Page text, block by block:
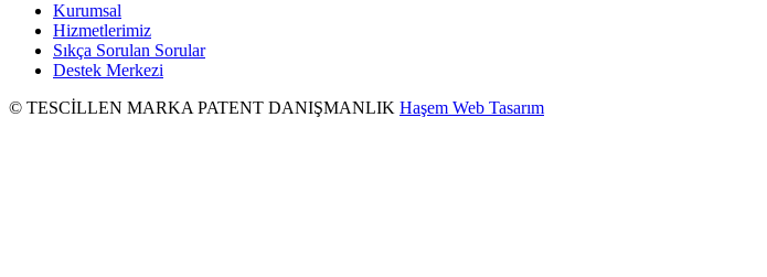
Kurumsal
Hizmetlerimiz
Sıkça Sorulan Sorular
Destek Merkezi
© TESCİLLEN MARKA PATENT DANIŞMANLIK Haşem Web Tasarım